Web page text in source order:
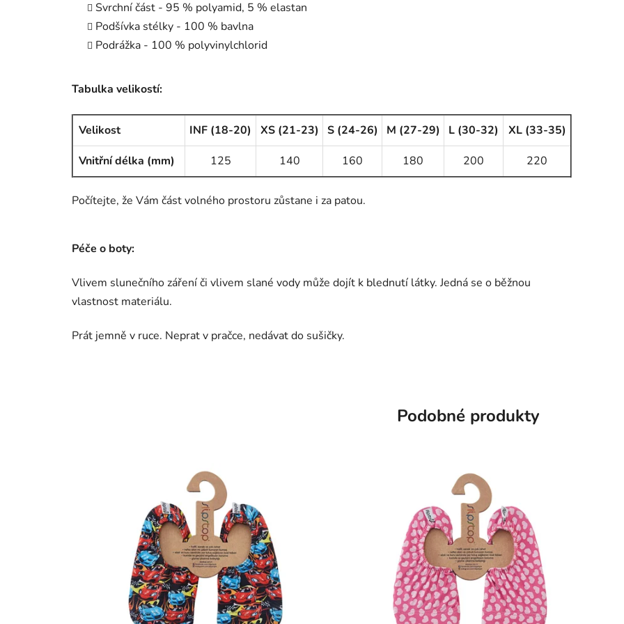
Svrchní část - 95 % polyamid, 5 % elastan
Podšívka stélky - 100 % bavlna
Podrážka - 100 % polyvinylchlorid
Tabulka velikostí:
Velikost INF (18-20) XS (21-23) S (24-26) M (27-29) L (30-32)
XL (33-35)
Vnitřní délka (mm)
125 140 160 180 200 220
Počítejte, že Vám část volného prostoru zůstane i za patou.
Péče o boty:
Vlivem slunečního záření či vlivem slané vody může dojít k blednutí látky. Jedná se o běžnou
vlastnost materiálu.
Prát jemně v ruce. Neprat v pračce, nedávat do sušičky.
Podobné produkty